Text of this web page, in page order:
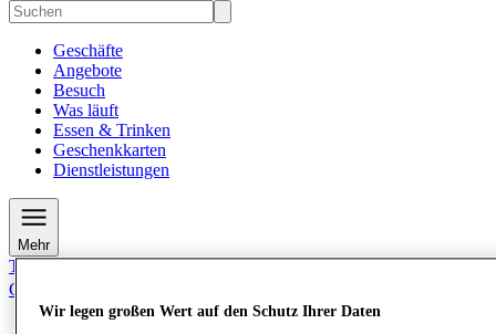
Geschäfte
Angebote
Besuch
Was läuft
Essen & Trinken
Geschenkkarten
Dienstleistungen
Mehr
Tritt dem Club bei.
Gerettet
de
Wir legen großen Wert auf den Schutz Ihrer Daten